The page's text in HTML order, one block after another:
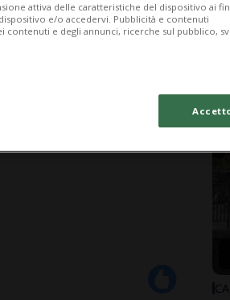
attiva delle caratteristiche del dispositivo ai
e/o accedervi. Pubblicità e contenuti
contenuti e degli annunci, ricerche sul pubblico,